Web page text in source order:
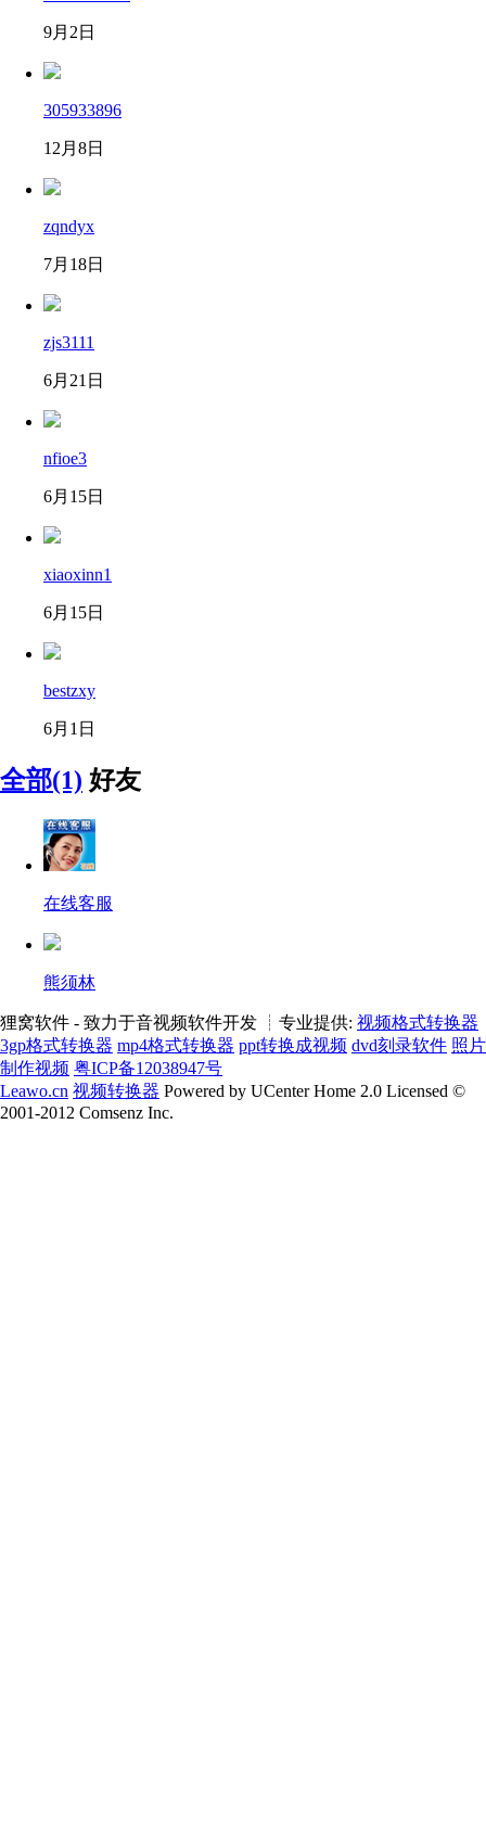
9月2日
305933896
12月8日
zqndyx
7月18日
zjs3111
6月21日
nfioe3
6月15日
xiaoxinn1
6月15日
bestzxy
6月1日
全部(1) 好友
在线客服
熊须林
狸窝软件 - 致力于音视频软件开发 ┊专业提供: 视频格式转换器
3gp格式转换器 mp4格式转换器 ppt转换成视频 dvd刻录软件 照片
制作视频 粤ICP备12038947号
Leawo.cn 视频转换器 Powered by UCenter Home 2.0 Licensed ©
2001-2012 Comsenz Inc.